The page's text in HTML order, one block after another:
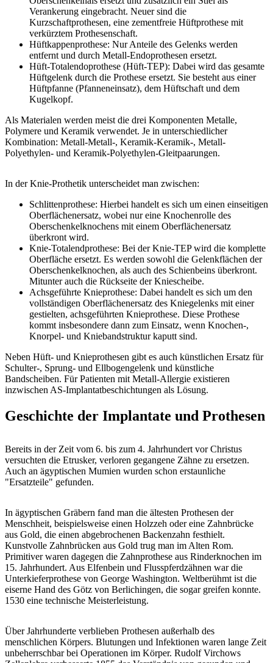
Verankerung eingebracht. Neuer sind die
Kurzschaftprothesen, eine zementfreie Hüftprothese mit
verkürztem Prothesenschaft.
Hüftkappenprothese: Nur Anteile des Gelenks werden
entfernt und durch Metall-Endoprothesen ersetzt.
Hüft-Totalendoprothese (Hüft-TEP): Dabei wird das gesamte
Hüftgelenk durch die Prothese ersetzt. Sie besteht aus einer
Hüftpfanne (Pfanneneinsatz), dem Hüftschaft und dem
Kugelkopf.
Als Materialen werden meist die drei Komponenten Metalle,
Polymere und Keramik verwendet. Je in unterschiedlicher
Kombination: Metall-Metall-, Keramik-Keramik-, Metall-
Polyethylen- und Keramik-Polyethylen-Gleitpaarungen.
In der Knie-Prothetik unterscheidet man zwischen:
Schlittenprothese: Hierbei handelt es sich um einen einseitigen
Oberflächenersatz, wobei nur eine Knochenrolle des
Oberschenkelknochens mit einem Oberflächenersatz
überkront wird.
Knie-Totalendprothese: Bei der Knie-TEP wird die komplette
Oberfläche ersetzt. Es werden sowohl die Gelenkflächen der
Oberschenkelknochen, als auch des Schienbeins überkront.
Mitunter auch die Rückseite der Kniescheibe.
Achsgeführte Knieprothese: Dabei handelt es sich um den
vollständigen Oberflächenersatz des Kniegelenks mit einer
gestielten, achsgeführten Knieprothese. Diese Prothese
kommt insbesondere dann zum Einsatz, wenn Knochen-,
Knorpel- und Kniebandstruktur kaputt sind.
Neben Hüft- und Knieprothesen gibt es auch künstlichen Ersatz für
Schulter-, Sprung- und Ellbogengelenk und künstliche
Bandscheiben. Für Patienten mit Metall-Allergie existieren
inzwischen AS-Implantatbeschichtungen als Lösung.
Geschichte der Implantate und Prothesen
Bereits in der Zeit vom 6. bis zum 4. Jahrhundert vor Christus
versuchten die Etrusker, verloren gegangene Zähne zu ersetzen.
Auch an ägyptischen Mumien wurden schon erstaunliche
"Ersatzteile" gefunden.
In ägyptischen Gräbern fand man die ältesten Prothesen der
Menschheit, beispielsweise einen Holzzeh oder eine Zahnbrücke
aus Gold, die einen abgebrochenen Backenzahn festhielt.
Kunstvolle Zahnbrücken aus Gold trug man im Alten Rom.
Primitiver waren dagegen die Zahnprothese aus Rinderknochen im
15. Jahrhundert. Aus Elfenbein und Flusspferdzähnen war die
Unterkieferprothese von George Washington. Weltberühmt ist die
eiserne Hand des Götz von Berlichingen, die sogar greifen konnte.
1530 eine technische Meisterleistung.
Über Jahrhunderte verblieben Prothesen außerhalb des
menschlichen Körpers. Blutungen und Infektionen waren lange Zeit
unbeherrschbar bei Operationen im Körper. Rudolf Virchows